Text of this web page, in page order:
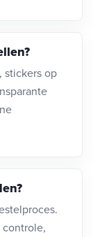
stickers op